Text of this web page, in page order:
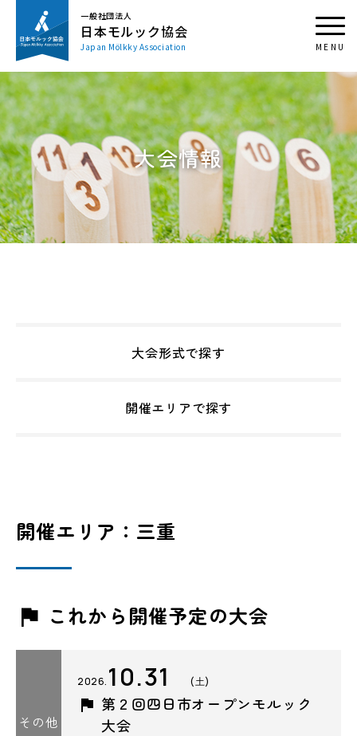
一般社団法人
日本モルック協会
Japan Mölkky Association
大会情報
大会形式で探す
開催エリアで探す
開催エリア：三重
これから開催予定の大会
その他
2026. 10.31 (土)
第２回四日市オープンモルック
大会